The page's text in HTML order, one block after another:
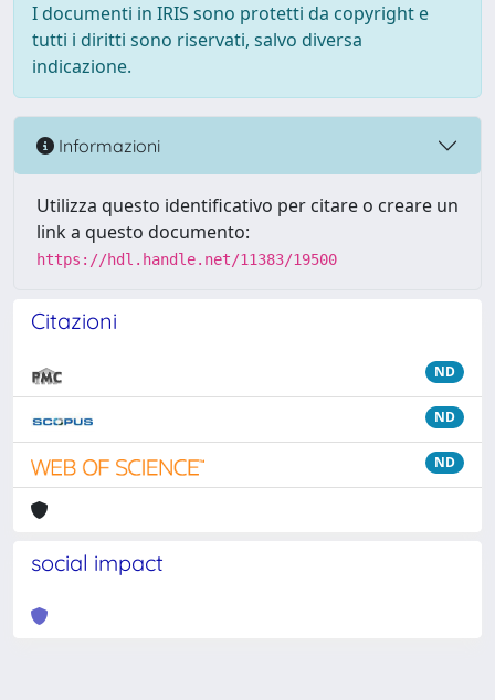
I documenti in IRIS sono protetti da copyright e
tutti i diritti sono riservati, salvo diversa
indicazione.
Informazioni
Utilizza questo identificativo per citare o creare un
link a questo documento:
https://hdl.handle.net/11383/19500
Citazioni
ND
ND
ND
social impact